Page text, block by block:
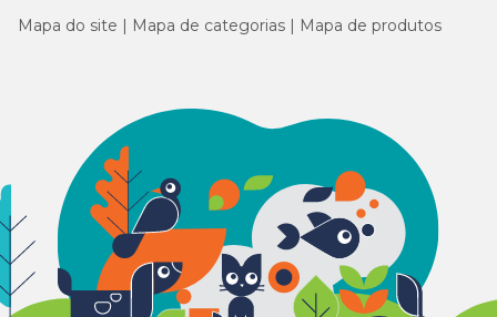
Mapa do site Mapa de categorias Mapa de produtos